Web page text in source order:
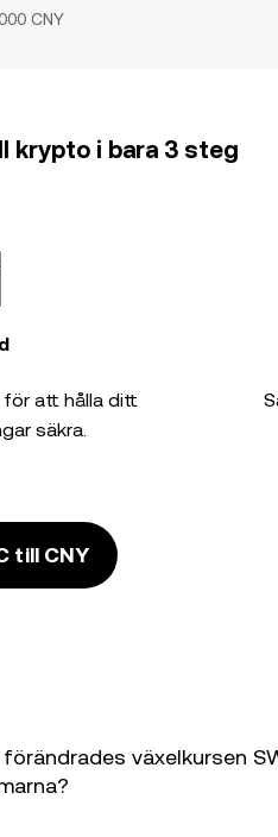
CNY
krypto i bara 3 steg
för att hålla ditt
säkra.
till CNY
förändrades växelkursen